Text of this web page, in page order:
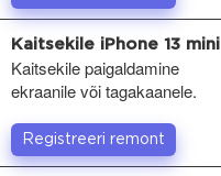
Kaitsekile iPhone 13 mini
Kaitsekile paigaldamine
ekraanile või tagakaanele.
Registreeri remont